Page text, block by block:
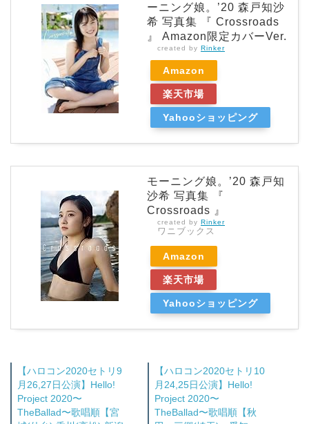
ーニング娘。’20 森戸知沙
希 写真集 『 Crossroads
』 Amazon限定カバーVer.
created by Rinker
Amazon
楽天市場
Yahooショッピング
モーニング娘。’20 森戸知
沙希 写真集 『
Crossroads 』
created by Rinker
ワニブックス
Amazon
楽天市場
Yahooショッピング
【ハロコン2020セトリ9
月26,27日公演】Hello!
Project 2020〜
TheBallad〜歌唱順【宮
【ハロコン2020セトリ10
月24,25日公演】Hello!
Project 2020〜
TheBallad〜歌唱順【秋